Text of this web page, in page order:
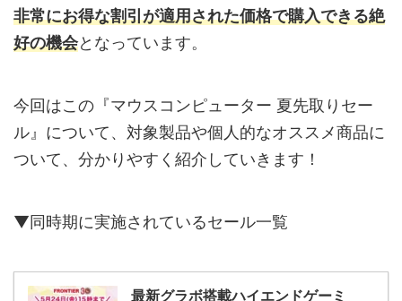
非常にお得な割引が適用された価格で購入できる絶
好の機会となっています。
今回はこの『マウスコンピューター 夏先取りセー
ル』について、対象製品や個人的なオススメ商品に
ついて、分かりやすく紹介していきます！
▼同時期に実施されているセール一覧
最新グラボ搭載ハイエンドゲーミ